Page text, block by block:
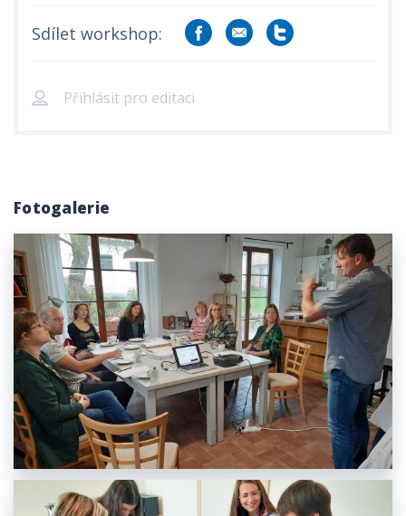
Sdílet workshop:
Přihlásit pro editaci
Fotogalerie